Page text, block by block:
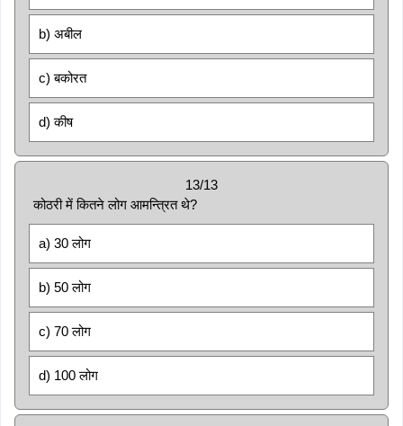
b) अबील
c) बकोरत
d) कीष
13/13
कोठरी में कितने लोग आमन्त्रित थे?
a) 30 लोग
b) 50 लोग
c) 70 लोग
d) 100 लोग